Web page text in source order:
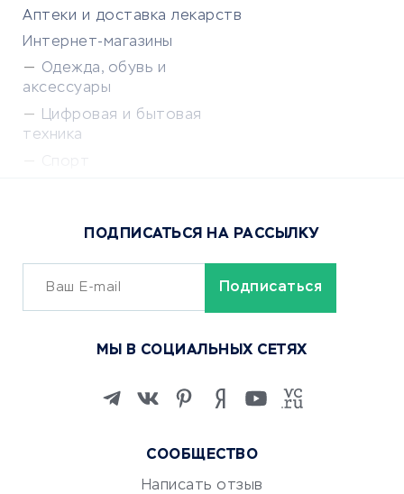
Аптеки и доставка лекарств
Интернет-магазины
Одежда, обувь и
аксессуары
Цифровая и бытовая
техника
Сервисы доставки
ОБУЧЕНИЕ И РАБОТА
Изучение иностранных
Маркетинг и продажи
Репетиторство
СООБЩЕСТВО
Написать отзыв
ПОДПИСАТЬСЯ НА РАССЫЛКУ
МЫ В СОЦИАЛЬНЫХ СЕТЯХ